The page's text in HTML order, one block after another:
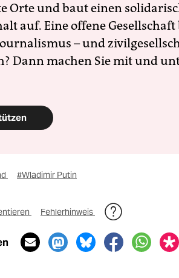
Orte und baut einen
auf. Eine offene
– und
Dann machen Sie mit und
#Wladimir Putin
Fehlerhinweis